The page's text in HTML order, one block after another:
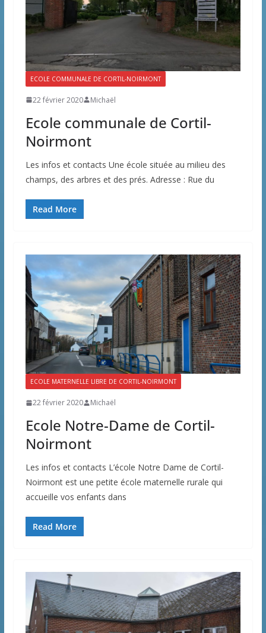
ECOLE COMMUNALE DE CORTIL-NOIRMONT
22 février 2020 Michaël
Ecole communale de Cortil-
Noirmont
Les infos et contacts Une école située au milieu des
champs, des arbres et des prés. Adresse : Rue du
Read More
ECOLE MATERNELLE LIBRE DE CORTIL-NOIRMONT
22 février 2020 Michaël
Ecole Notre-Dame de Cortil-
Noirmont
Les infos et contacts L’école Notre Dame de Cortil-
Noirmont est une petite école maternelle rurale qui
accueille vos enfants dans
Read More